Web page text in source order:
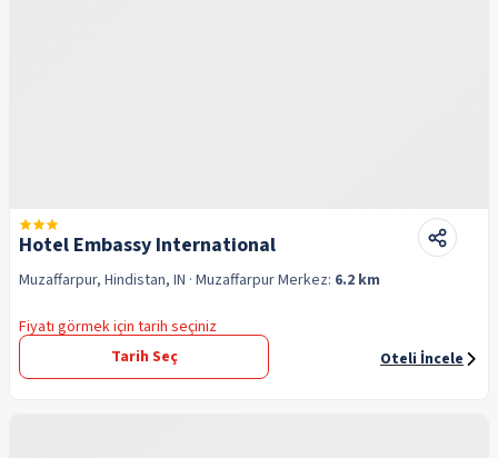
Hotel Embassy International
Muzaffarpur, Hindistan, IN · MuzaffarpurMerkez: 6.2 km
Fiyatı görmek için tarih seçiniz
Tarih Seç
Oteli İncele